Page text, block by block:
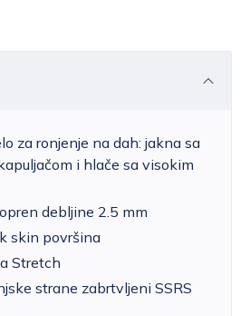
za ronjenje na dah: jakna sa
i hlače sa visokim
debljine 2.5 mm
skin površina
Stretch
strane zabrtvljeni SSRS